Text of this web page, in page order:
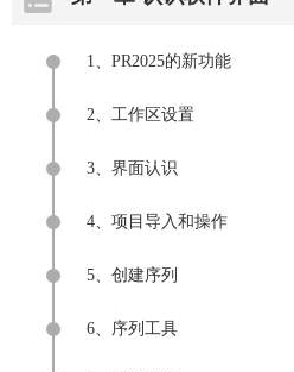
1、PR2025的新功能
2、工作区设置
3、界面认识
4、项目导入和操作
5、创建序列
6、序列工具